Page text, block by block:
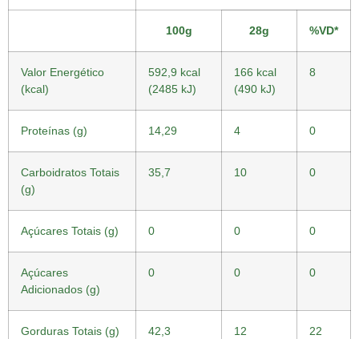
100g 28g %VD*
Valor Energético
(kcal)
592,9 kcal
(2485 kJ)
166 kcal
(490 kJ)
8
Proteínas (g) 14,29 4 0
Carboidratos Totais
(g)
35,7 10 0
Açúcares Totais (g) 0 0 0
Açúcares
Adicionados (g)
0 0 0
Gorduras Totais (g) 42,3 12 22